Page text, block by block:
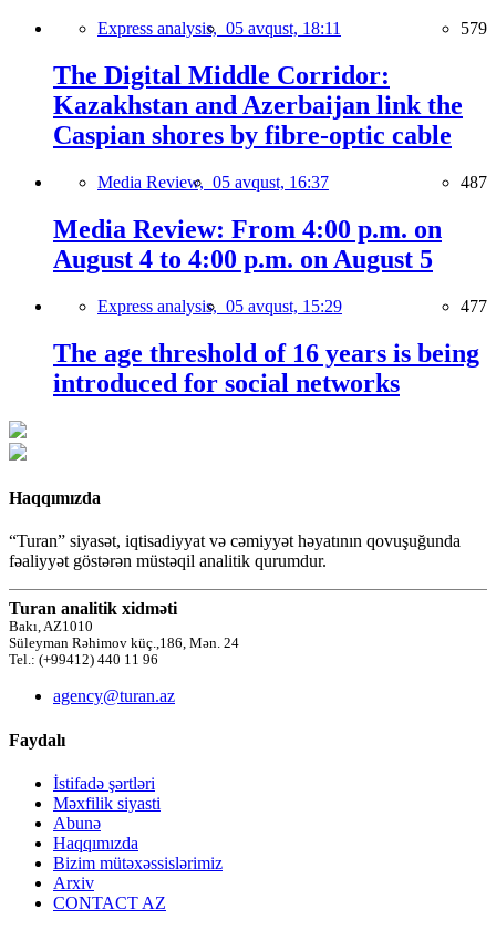
Express analysis, 05 avqust, 18:11 579
The Digital Middle Corridor:
Kazakhstan and Azerbaijan link the
Caspian shores by fibre-optic cable
Media Review, 05 avqust, 16:37 487
Media Review: From 4:00 p.m. on
August 4 to 4:00 p.m. on August 5
Express analysis, 05 avqust, 15:29 477
The age threshold of 16 years is being
introduced for social networks
Haqqımızda
“Turan” siyasət, iqtisadiyyat və cəmiyyət həyatının qovuşuğunda
fəaliyyət göstərən müstəqil analitik qurumdur.
Turan analitik xidməti
Bakı, AZ1010
Süleyman Rəhimov küç.,186, Mən. 24
Tel.: (+99412) 440 11 96
agency@turan.az
Faydalı
İstifadə şərtləri
Məxfilik siyasti
Abunə
Haqqımızda
Bizim mütəxəssislərimiz
Arxiv
CONTACT AZ